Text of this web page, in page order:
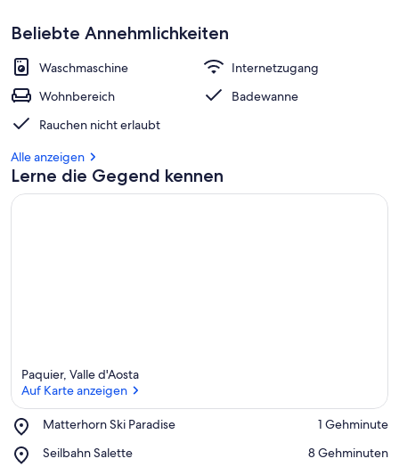
Beliebte Annehmlichkeiten
Waschmaschine
Internetzugang
Wohnbereich
Badewanne
Rauchen nicht erlaubt
Alle anzeigen
Lerne die Gegend kennen
Paquier, Valle d'Aosta
Auf Karte anzeigen
Matterhorn Ski Paradise
Place,
Ski
‪1 Gehminute‬
Seilbahn Salette
Place,
‪8 Gehminuten‬